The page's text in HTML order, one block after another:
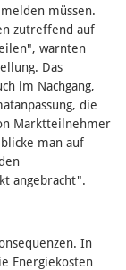
müssen.
zutreffend auf
warnten
Das
im Nachgang,
die
Marktteilnehmer
man auf
angebracht".
In
Energiekosten